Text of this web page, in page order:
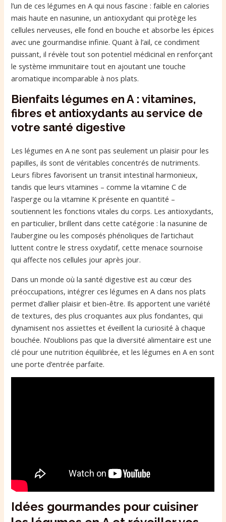
l’un de ces légumes en A qui nous fascine : faible en calories
mais haute en nasunine, un antioxydant qui protège les
cellules nerveuses, elle fond en bouche et absorbe les épices
avec une gourmandise infinie. Quant à l’ail, ce condiment
puissant, il révèle tout son potentiel médicinal en renforçant
le système immunitaire tout en ajoutant une touche
aromatique incomparable à nos plats.
Bienfaits légumes en A : vitamines,
fibres et antioxydants au service de
votre santé digestive
Les légumes en A ne sont pas seulement un plaisir pour les
papilles, ils sont de véritables concentrés de nutriments.
Leurs fibres favorisent un transit intestinal harmonieux,
tandis que leurs vitamines – comme la vitamine C de
l’asperge ou la vitamine K présente en quantité –
soutiennent les fonctions vitales du corps. Les antioxydants,
en particulier, brillent dans cette catégorie : la nasunine de
l’aubergine ou les composés phénoliques de l’artichaut
luttent contre le stress oxydatif, cette menace sournoise
qui affecte nos cellules jour après jour.
Dans un monde où la santé digestive est au cœur des
préoccupations, intégrer ces légumes en A dans nos plats
permet d’allier plaisir et bien-être. Ils apportent une variété
de textures, des plus croquantes aux plus fondantes, qui
dynamisent nos assiettes et éveillent la curiosité à chaque
bouchée. N’oublions pas que la diversité alimentaire est une
clé pour une nutrition équilibrée, et les légumes en A en sont
une porte d’entrée parfaite.
Idées gourmandes pour cuisiner